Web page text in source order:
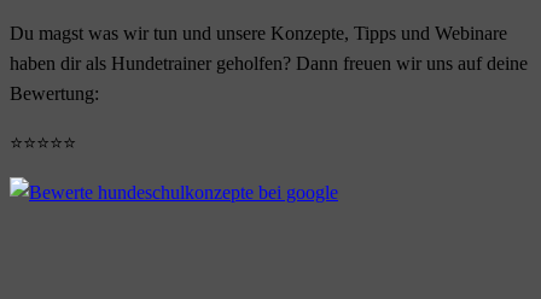
Du magst was wir tun und unsere Konzepte, Tipps und Webinare
haben dir als Hundetrainer geholfen? Dann freuen wir uns auf deine
Bewertung:
⭐⭐⭐⭐⭐